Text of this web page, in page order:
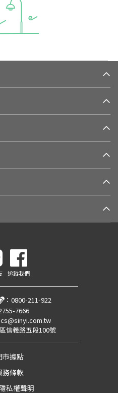
追蹤我們
： 0800-211-922
7666
cs@sinyi.com.tw
信義路五段100號
市據點
務條款
私權聲明